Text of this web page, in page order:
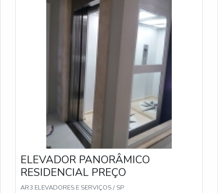
ELEVADOR PANORÂMICO
RESIDENCIAL PREÇO
AR3 ELEVADORES E SERVIÇOS / SP